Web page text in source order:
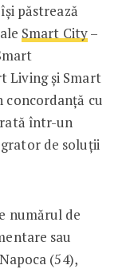
păstrează
Smart City–
Living și Smart
concordanță cu
într-un
de soluții
numărul de
sau
(54),